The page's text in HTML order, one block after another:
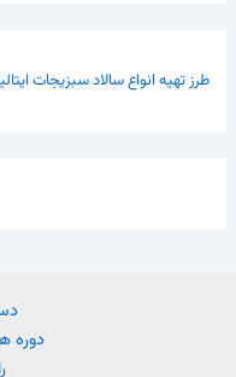
طرز تهیه انواع سالاد سبزیجات
دوره